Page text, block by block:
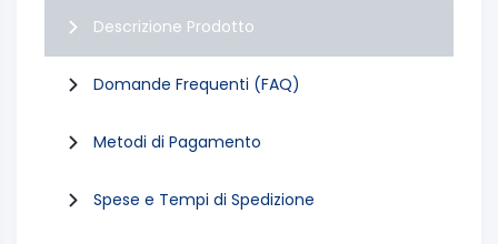
Descrizione Prodotto
Domande Frequenti (FAQ)
Metodi di Pagamento
Spese e Tempi di Spedizione